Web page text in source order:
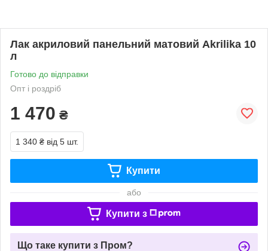
Лак акриловий панельний матовий Akrilika 10
л
Готово до відправки
Опт і роздріб
1 470 ₴
1 340 ₴ від 5 шт.
Купити
або
Купити з
Що таке купити з Пром?